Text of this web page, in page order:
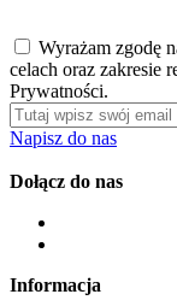
Wyrażam zgodę
celach oraz zakresie
Prywatności.
Napisz do nas
Dołącz do nas
Informacja